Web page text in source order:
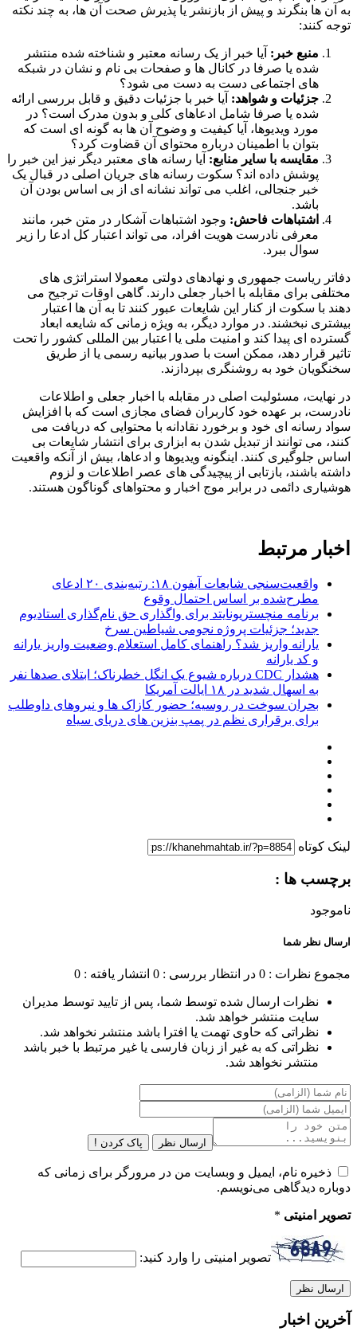
به آن ها بنگرند و پیش از بازنشر یا پذیرش صحت آن ها، به چند نکته
توجه کنند:
منبع خبر: آیا خبر از یک رسانه معتبر و شناخته شده منتشر
شده یا صرفا در کانال ها و صفحات بی نام و نشان در شبکه
های اجتماعی دست به دست می شود؟
جزئیات و شواهد: آیا خبر با جزئیات دقیق و قابل بررسی ارائه
شده یا صرفا شامل ادعاهای کلی و بدون مدرک است؟ در
مورد ویدیوها، آیا کیفیت و وضوح آن ها به گونه ای است که
بتوان با اطمینان درباره محتوای آن قضاوت کرد؟
مقایسه با سایر منابع: آیا رسانه های معتبر دیگر نیز این خبر را
پوشش داده اند؟ سکوت رسانه های جریان اصلی در قبال یک
خبر جنجالی، اغلب می تواند نشانه ای از بی اساس بودن آن
باشد.
اشتباهات فاحش: وجود اشتباهات آشکار در متن خبر، مانند
معرفی نادرست هویت افراد، می تواند اعتبار کل ادعا را زیر
سوال ببرد.
دفاتر ریاست جمهوری و نهادهای دولتی معمولا استراتژی های
مختلفی برای مقابله با اخبار جعلی دارند. گاهی اوقات ترجیح می
دهند با سکوت از کنار این شایعات عبور کنند تا به آن ها اعتبار
بیشتری نبخشند. در موارد دیگر، به ویژه زمانی که شایعه ابعاد
گسترده ای پیدا کند و امنیت ملی یا اعتبار بین المللی کشور را تحت
تاثیر قرار دهد، ممکن است با صدور بیانیه رسمی یا از طریق
سخنگویان خود به روشنگری بپردازند.
در نهایت، مسئولیت اصلی در مقابله با اخبار جعلی و اطلاعات
نادرست، بر عهده خود کاربران فضای مجازی است که با افزایش
سواد رسانه ای خود و برخورد نقادانه با محتوایی که دریافت می
کنند، می توانند از تبدیل شدن به ابزاری برای انتشار شایعات بی
اساس جلوگیری کنند. اینگونه ویدیوها و ادعاها، بیش از آنکه واقعیت
داشته باشند، بازتابی از پیچیدگی های عصر اطلاعات و لزوم
هوشیاری دائمی در برابر موج اخبار و محتواهای گوناگون هستند.
اخبار مرتبط
واقعیت‌سنجی شایعات آیفون ۱۸: رتبه‌بندی ۲۰ ادعای
مطرح‌شده بر اساس احتمال وقوع
برنامه منچستریونایتد برای واگذاری حق نام‌گذاری استادیوم
جدید؛ جزئیات پروژه نجومی شیاطین سرخ
یارانه واریز شد؟ راهنمای کامل استعلام وضعیت واریز یارانه
و کد یارانه
هشدار CDC درباره شیوع یک انگل خطرناک؛ ابتلای صدها نفر
به اسهال شدید در ۱۸ ایالت آمریکا
بحران سوخت در روسیه؛ حضور کازاک‌ ها و نیروهای داوطلب
برای برقراری نظم در پمپ بنزین‌ های دریای سیاه
لینک کوتاه
برچسب ها :
ناموجود
ارسال نظر شما
مجموع نظرات : 0 در انتظار بررسی : 0 انتشار یافته : 0
نظرات ارسال شده توسط شما، پس از تایید توسط مدیران
سایت منتشر خواهد شد.
نظراتی که حاوی تهمت یا افترا باشد منتشر نخواهد شد.
نظراتی که به غیر از زبان فارسی یا غیر مرتبط با خبر باشد
منتشر نخواهد شد.
ارسال نظر پاک کردن !
ذخیره نام، ایمیل و وبسایت من در مرورگر برای زمانی که
دوباره دیدگاهی می‌نویسم.
تصویر امنیتی *
تصویر امنیتی را وارد کنید:
آخرین اخبار